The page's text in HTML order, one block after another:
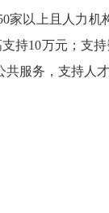
家以上且人力
持10万元；支
共服务，支持人